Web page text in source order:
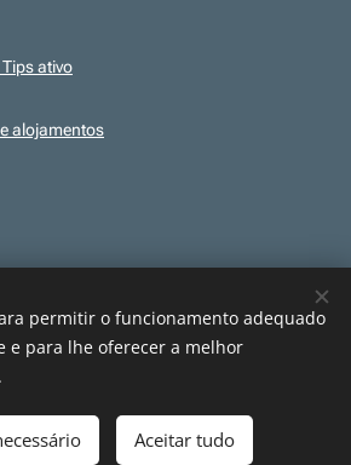
ativo
alojamentos
conteúdos, ilustrações e elementos gráficos
fins ilustrativos. Os conteúdos publicados são
da sua publicação.
Cookies
permitir o funcionamento adequado
e para lhe oferecer a melhor
Aceitar tudo